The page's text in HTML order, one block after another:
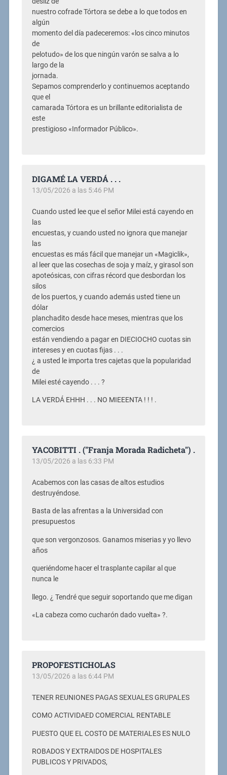
nuestro cofrade Tórtora se debe a lo que todos en
algún
momento del día padeceremos: «los cinco minutos
de
pelotudo» de los que ningún varón se salva a lo
largo de la
jornada.
Sepamos comprenderlo y continuemos aceptando
que el
camarada Tórtora es un brillante editorialista de
este
prestigioso «Informador Público».
DIGAMÉ LA VERDÁ . . .
13/05/2026 a las 5:46 PM
Cuando usted lee que el señor Milei está cayendo en
las
encuestas, y cuando usted no ignora que manejar
las
encuestas es más fácil que manejar un «Magiclik»,
al leer que las cosechas de soja y maíz, y girasol son
apoteósicas, con cifras récord que desbordan los
silos
de los puertos, y cuando además usted tiene un
dólar
planchadito desde hace meses, mientras que los
comercios
están vendiendo a pagar en DIECIOCHO cuotas sin
intereses y en cuotas fijas . . .
¿ a usted le importa tres cajetas que la popularidad
de
Milei esté cayendo . . . ?
LA VERDÁ EHHH . . . NO MIEEENTA ! ! ! .
YACOBITTI . ("Franja Morada Radicheta") .
13/05/2026 a las 6:33 PM
Acabemos con las casas de altos estudios
destruyéndose.
Basta de las afrentas a la Universidad con
presupuestos
que son vergonzosos. Ganamos miserias y yo llevo
años
queriéndome hacer el trasplante capilar al que
nunca le
llego. ¿ Tendré que seguir soportando que me digan
«La cabeza como cucharón dado vuelta» ?.
PROPOFESTICHOLAS
13/05/2026 a las 6:44 PM
TENER REUNIONES PAGAS SEXUALES GRUPALES
COMO ACTIVIDAED COMERCIAL RENTABLE
PUESTO QUE EL COSTO DE MATERIALES ES NULO
ROBADOS Y EXTRAIDOS DE HOSPITALES
PUBLICOS Y PRIVADOS,